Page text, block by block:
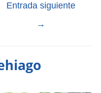
Entrada siguiente
→